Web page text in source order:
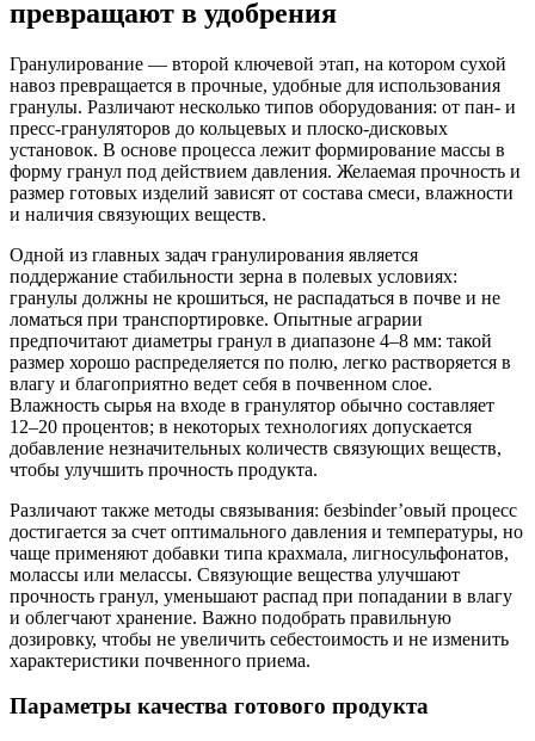
превращают в удобрения
Гранулирование — второй ключевой этап, на котором сухой
навоз превращается в прочные, удобные для использования
гранулы. Различают несколько типов оборудования: от пан- и
пресс-грануляторов до кольцевых и плоско-дисковых
установок. В основе процесса лежит формирование массы в
форму гранул под действием давления. Желаемая прочность и
размер готовых изделий зависят от состава смеси, влажности
и наличия связующих веществ.
Одной из главных задач гранулирования является
поддержание стабильности зерна в полевых условиях:
гранулы должны не крошиться, не распадаться в почве и не
ломаться при транспортировке. Опытные аграрии
предпочитают диаметры гранул в диапазоне 4–8 мм: такой
размер хорошо распределяется по полю, легко растворяется в
влагу и благоприятно ведет себя в почвенном слое.
Влажность сырья на входе в гранулятор обычно составляет
12–20 процентов; в некоторых технологиях допускается
добавление незначительных количеств связующих веществ,
чтобы улучшить прочность продукта.
Различают также методы связывания: безbinder’овый процесс
достигается за счет оптимального давления и температуры, но
чаще применяют добавки типа крахмала, лигносульфонатов,
молассы или мелассы. Связующие вещества улучшают
прочность гранул, уменьшают распад при попадании в влагу
и облегчают хранение. Важно подобрать правильную
дозировку, чтобы не увеличить себестоимость и не изменить
характеристики почвенного приема.
Параметры качества готового продукта